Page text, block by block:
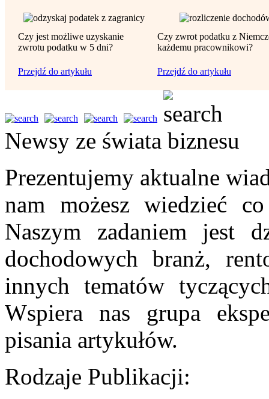
Czy jest możliwe uzyskanie
zwrotu podatku w 5 dni?
Czy zwrot podatku z
każdemu pracownikowi?
Przejdź do artykułu Przejdź do artykułu
Newsy ze świata biznesu
Prezentujemy aktualne
nam możesz wiedzieć
Naszym zadaniem jest
dochodowych branż,
innych tematów
Wspiera nas grupa
pisania artykułów.
Rodzaje Publikacji: